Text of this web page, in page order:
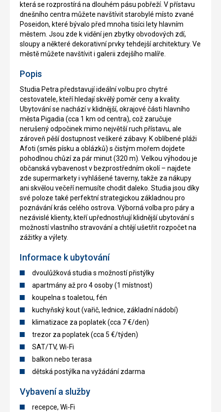
která se rozprostírá na dlouhém pásu pobřeží. V přístavu
dnešního centra můžete navštívit starobylé místo zvané
Poseidon, které bývalo před mnoha tisíci lety hlavním
městem. Jsou zde k vidění jen zbytky obvodových zdí,
sloupy a některé dekorativní prvky tehdejší architektury. Ve
městě můžete navštívit i galerii zdejšího malíře.
Popis
Studia Petra představují ideální volbu pro chytré
cestovatele, kteří hledají skvělý poměr ceny a kvality.
Ubytování se nachází v klidnější, okrajové části hlavního
města Pigadia (cca 1 km od centra), což zaručuje
nerušený odpočinek mimo největší ruch přístavu, ale
zároveň pěší dostupnost veškeré zábavy. K oblíbené pláži
Afoti (směs písku a oblázků) s čistým mořem dojdete
pohodlnou chůzí za pár minut (320 m). Velkou výhodou je
občanská vybavenost v bezprostředním okolí – najdete
zde supermarkety i vyhlášené taverny, takže za nákupy
ani skvělou večeří nemusíte chodit daleko. Studia jsou díky
své poloze také perfektní strategickou základnou pro
poznávání krás celého ostrova. Výborná volba pro páry a
nezávislé klienty, kteří upřednostňují klidnější ubytování s
možností vlastního stravování a chtějí ušetřit rozpočet na
zážitky a výlety.
Informace k ubytování
dvoulůžková studia s možností přistýlky
apartmány až pro 4 osoby (1 místnost)
koupelna s toaletou, fén
kuchyňský kout (vařič, lednice, základní nádobí)
klimatizace za poplatek (cca 7 €/den)
trezor za poplatek (cca 5 €/týden)
SAT/TV, Wi-Fi
balkon nebo terasa
dětská postýlka na vyžádání zdarma
Vybavení a služby
recepce, Wi-Fi